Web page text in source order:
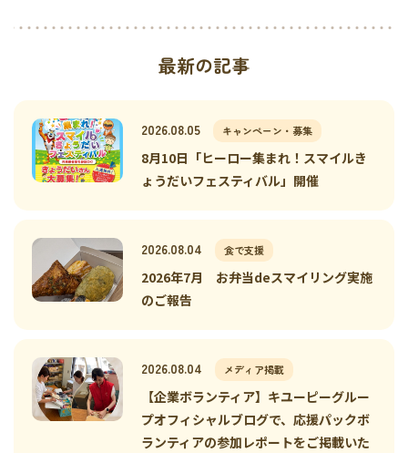
最新の記事
2026.08.05 キャンペーン・募集
8月10日「ヒーロー集まれ！スマイルき
ょうだいフェスティバル」開催
2026.08.04 食で支援
2026年7月 お弁当deスマイリング実施
のご報告
2026.08.04 メディア掲載
【企業ボランティア】キユーピーグルー
プオフィシャルブログで、応援パックボ
ランティアの参加レポートをご掲載いた